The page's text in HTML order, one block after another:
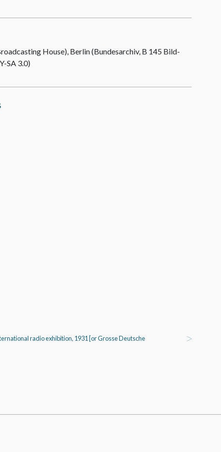
House), Berlin (Bundesarchiv, B 145 Bild-
SA 3.0)
radio exhibition, 1931 [or Grosse Deutsche